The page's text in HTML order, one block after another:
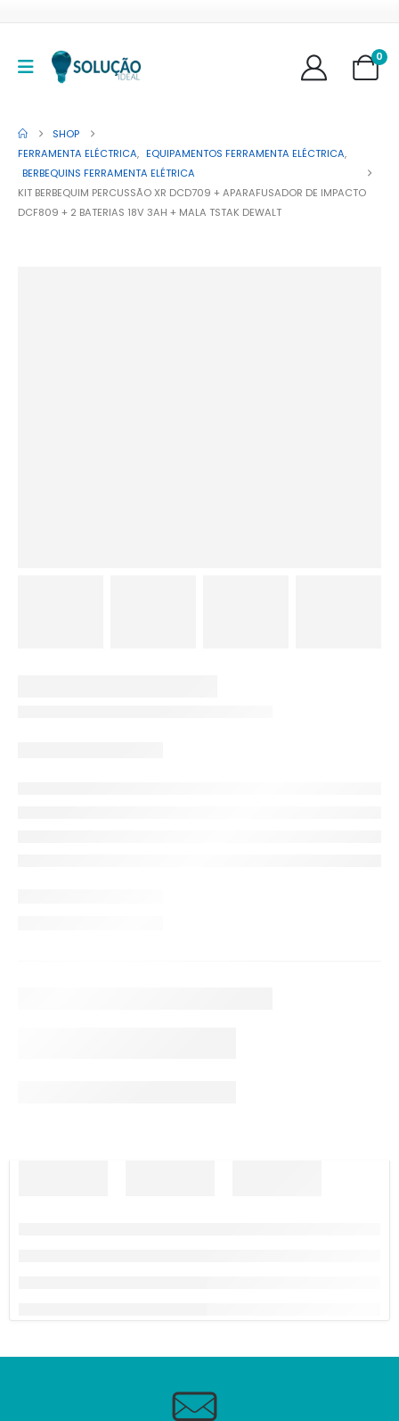
0
SHOP
FERRAMENTA ELÉCTRICA, EQUIPAMENTOS FERRAMENTA ELÉCTRICA,
BERBEQUINS FERRAMENTA ELÉTRICA
KIT BERBEQUIM PERCUSSÃO XR DCD709 + APARAFUSADOR DE IMPACTO
DCF809 + 2 BATERIAS 18V 3AH + MALA TSTAK DEWALT